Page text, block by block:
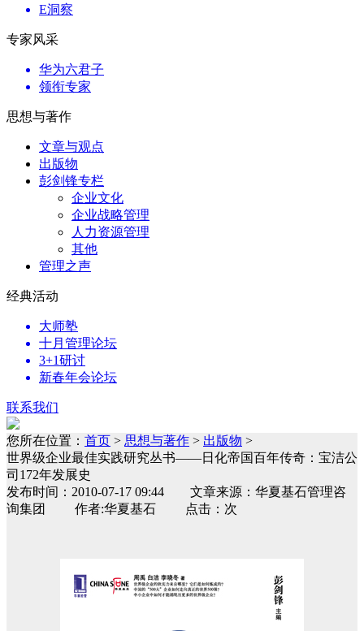
E洞察
专家风采
华为六君子
领衔专家
思想与著作
文章与观点
出版物
彭剑锋专栏
企业文化
企业战略管理
人力资源管理
其他
管理之声
经典活动
大师塾
十月管理论坛
3+1研讨
新春年会论坛
联系我们
您所在位置： 首页 > 思想与著作 > 出版物 >
世界级企业最佳实践研究丛书——日化帝国百年传奇：宝洁公
司172年发展史
发布时间：2010-07-17 09:44 文章来源：华夏基石管理咨
询集团 作者:华夏基石 点击：次